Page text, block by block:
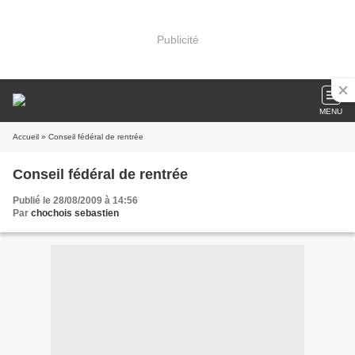
Publicité
MENU
Accueil » Conseil fédéral de rentrée
Conseil fédéral de rentrée
Publié le 28/08/2009 à 14:56
Par chochois sebastien